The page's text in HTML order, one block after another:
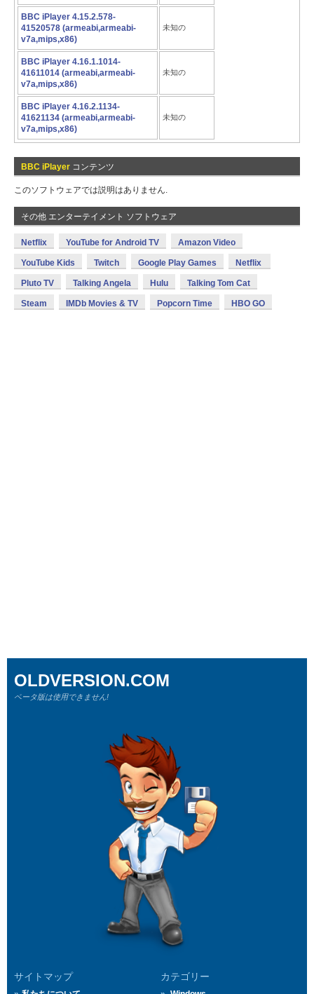
BBC iPlayer 4.15.2.578-
41520578 (armeabi,armeabi-
v7a,mips,x86)
未知の
BBC iPlayer 4.16.1.1014-
41611014 (armeabi,armeabi-
v7a,mips,x86)
未知の
BBC iPlayer 4.16.2.1134-
41621134 (armeabi,armeabi-
v7a,mips,x86)
未知の
BBC iPlayer コンテンツ
このソフトウェアでは説明はありません.
その他 エンターテイメント ソフトウェア
Netflix YouTube for Android TV Amazon Video
YouTube Kids Twitch Google Play Games Netflix
Pluto TV Talking Angela Hulu Talking Tom Cat
Steam IMDb Movies & TV Popcorn Time HBO GO
サイトマップ カテゴリー
OLDVERSION.COM
ベータ版は使用できません!